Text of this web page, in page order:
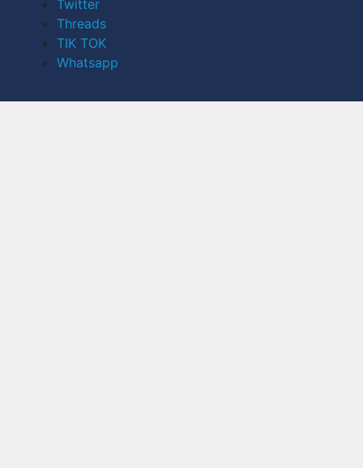
Twitter
Threads
TIK TOK
Whatsapp